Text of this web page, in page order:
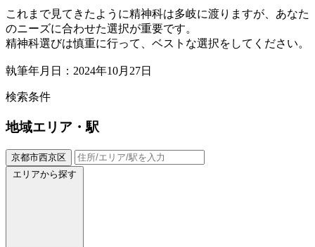
これまで見てきたように精神科は多岐に渡りますが、あなた
のニーズに合わせた選択が重要です。
精神科選びは慎重に行って、ベストな選択をしてください。
執筆年月日：2024年10月27日
検索条件
地域エリア・駅
京都市西京区
エリアから探す